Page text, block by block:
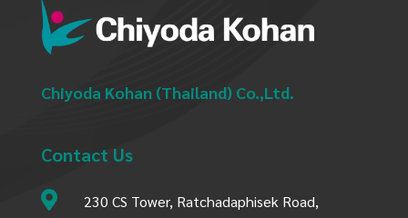
Chiyoda Kohan (Thailand) Co.,Ltd.
Contact Us

230 CS Tower, Ratchadaphisek Road,